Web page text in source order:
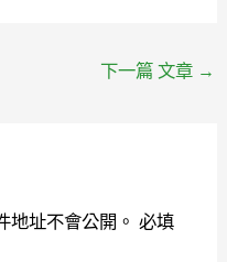
下一篇 文章 →
地址不會公開。 必填